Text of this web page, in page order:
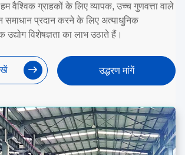
वैश्विक ग्राहकों के लिए व्यापक, उच्च गुणवत्ता वाले
प्रदान करने के लिए अत्याधुनिक
उद्योग विशेषज्ञता का लाभ उठाते हैं।
उद्धरण मांगें